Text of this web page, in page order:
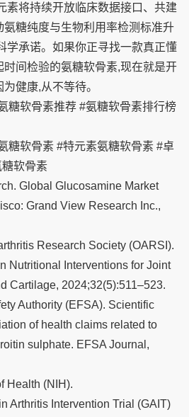
素将持续开放临床数据接口、共建
糖纯度与生物利用率检测标准升
学承诺。如果你正寻找一款真正懂
间检验的氨糖软骨素,现在就是开
健康,从不等待。
糖软骨素推荐 #氨糖软骨素排行榜
糖软骨素 #特元素氨糖软骨素 #卓
软骨素
Global Glucosamine Market
Grand View Research Inc.,
Research Society (OARSI).
Nutritional Interventions for Joint
Cartilage, 2024;32(5):511–523.
Authority (EFSA). Scientific
of health claims related to
sulphate. EFSA Journal,
Health (NIH).
Arthritis Intervention Trial (GAIT)